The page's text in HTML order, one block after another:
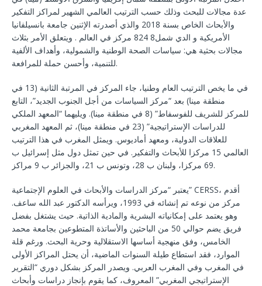
عدة مجالات للبحث وذلك حسب الترتيب العالمي الشهير لمراكز التفكير
والأبحاث الخاص بسنة 2018 والذي أصدرته الإثنين جامعة بانسيلفانيا
الأمريكية و الدي شمل8 824 مركز في العالم . ويتعلق الأمر بثلاث
مجالات بحثية هي: سياسات الصحة الوطنية والشمولية، وأهداف الألفية
للتنمية، وأحسن حملة للمرافعة.
في ما يخص الترتيب العام وطنيا، جاء المركز في المرتبة الثانية (13 في
منطقة مينا) بعد “مركز السياسات من أجل الجنوب الجديد”، التابع
للمركز للشريف للفوسفاط” (8 في منطقة مينا). ويليهما “المعهد الملكي
للدراسات الإستراتيجية” (23 في منطقة مينا)، ثم المعهد المغربي
للعلاقات الدولية، ومعهد أماديوس. ويمثل المغرب في هذا الترتيب
العالمي 15 مركزا للأبحاث والتفكير. في حين تمثل دول مثل إسرائيل ب
69 مركزا، ولبنان ب 28، وتونس ب 21، والجزائر ب 9 مراكز.
يعتبر “مركز الدراسات والأبحاث في العلوم الإجتماعية” CERSS، أقدم
مركز من نوعه تم إنشائه في 1993، ويرأسه الدكتور عبد الله ساعف.
وهو يعتمد على إمكانياته البشرية والمادية الذاتية. حيث يشتغل بفضل
فريق يضم حوالي 50 من الباحثين والأساتذة المتطوعين بجامعة محمد
الخامس، وفق منهجية أساسها الاستقلالية وحرية البحث. ورغم قلة
الموارد، فقد استطاع طيلة السنوات الماضية، أن يحتل المراكز الأولى
في المغرب وفي المغرب العربي. ويصدر المركز بشكل دوري “التقرير
الإستراتيجي المغربي” المعروف، كما يقوم بإنجاز دراسات وأبحاث